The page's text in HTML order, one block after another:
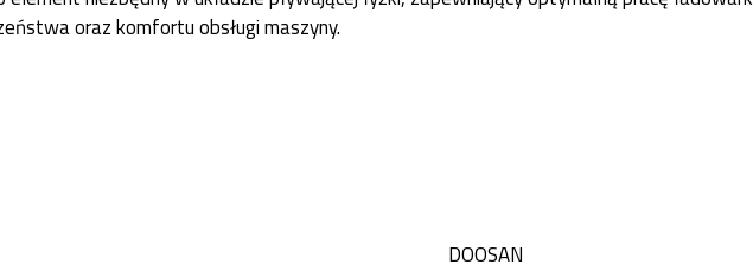
oraz komfortu obsługi maszyny.
DOOSAN